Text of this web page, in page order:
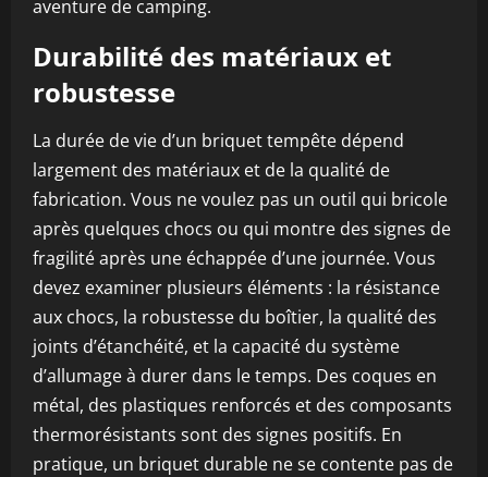
aventure de camping.
Durabilité des matériaux et
robustesse
La durée de vie d’un briquet tempête dépend
largement des matériaux et de la qualité de
fabrication. Vous ne voulez pas un outil qui bricole
après quelques chocs ou qui montre des signes de
fragilité après une échappée d’une journée. Vous
devez examiner plusieurs éléments : la résistance
aux chocs, la robustesse du boîtier, la qualité des
joints d’étanchéité, et la capacité du système
d’allumage à durer dans le temps. Des coques en
métal, des plastiques renforcés et des composants
thermorésistants sont des signes positifs. En
pratique, un briquet durable ne se contente pas de